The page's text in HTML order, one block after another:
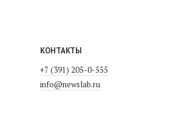
КОНТАКТЫ
+7 (391) 205-0-555
info@newslab.ru